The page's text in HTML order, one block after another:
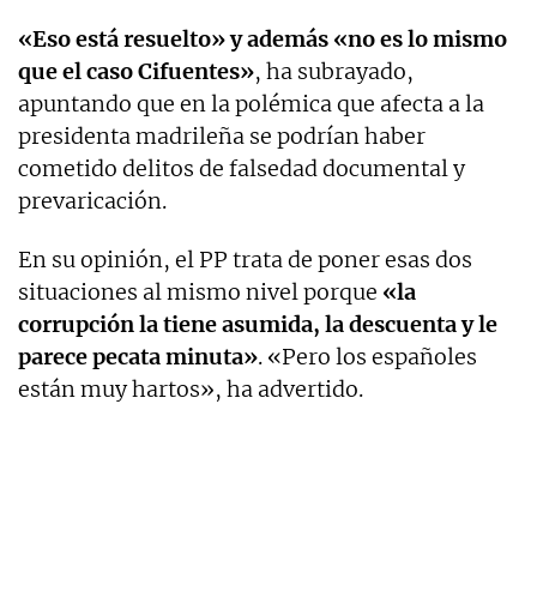
«Eso está resuelto» y además «no es lo mismo
que el caso Cifuentes», ha subrayado,
apuntando que en la polémica que afecta a la
presidenta madrileña se podrían haber
cometido delitos de falsedad documental y
prevaricación.
En su opinión, el PP trata de poner esas dos
situaciones al mismo nivel porque «la
corrupción la tiene asumida, la descuenta y le
parece pecata minuta». «Pero los españoles
están muy hartos», ha advertido.